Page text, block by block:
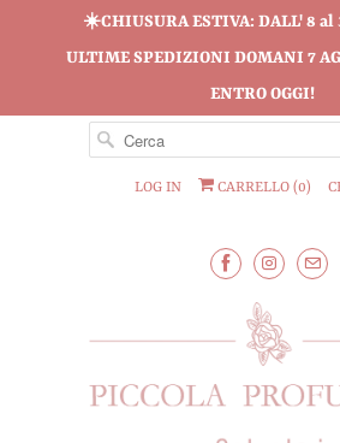
☀️CHIUSURA ESTIVA: DALL' 8 al
ULTIME SPEDIZIONI DOMANI 7
ENTRO OGGI!
LOG IN CARRELLO (0)